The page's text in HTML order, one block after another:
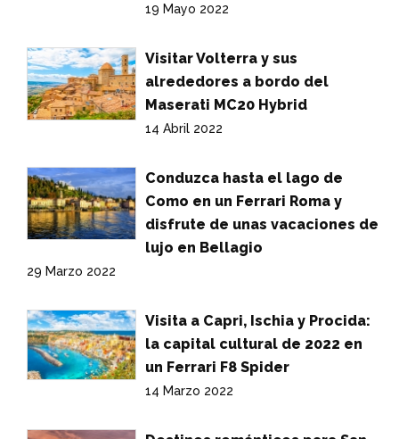
19 Mayo 2022
Visitar Volterra y sus
alrededores a bordo del
Maserati MC20 Hybrid
14 Abril 2022
Conduzca hasta el lago de
Como en un Ferrari Roma y
disfrute de unas vacaciones de
lujo en Bellagio
29 Marzo 2022
Visita a Capri, Ischia y Procida:
la capital cultural de 2022 en
un Ferrari F8 Spider
14 Marzo 2022